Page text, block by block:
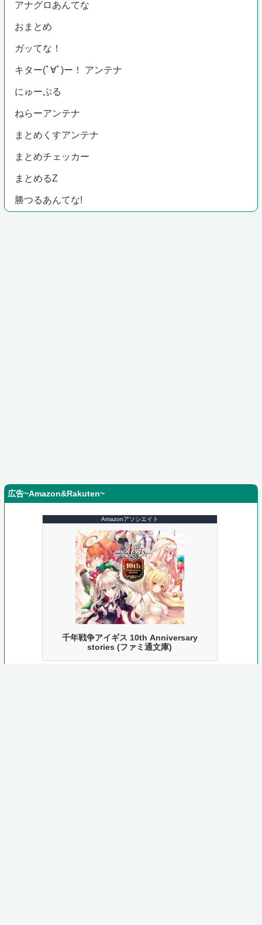
アナグロあんてな
おまとめ
ガッてな！
キター(ﾟ∀ﾟ)ー！ アンテナ
にゅーぷる
ねらーアンテナ
まとめくすアンテナ
まとめチェッカー
まとめるZ
勝つるあんてな!
広告~Amazon&Rakuten~
Amazonアソシエイト
千年戦争アイギス 10th Anniversary
stories (ファミ通文庫)